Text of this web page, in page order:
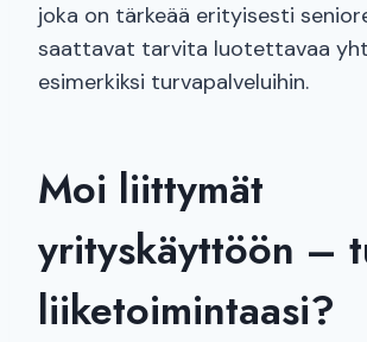
joka on tärkeää erityisesti
saattavat tarvita luotettavaa
esimerkiksi turvapalveluihin.
Moi liittymät
yrityskäyttöön –
liiketoimintaasi?